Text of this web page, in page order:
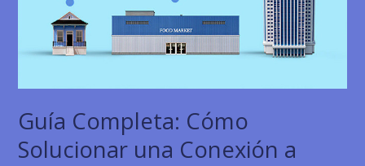
Profesional
Guía Completa: Cómo
Solucionar una Conexión a